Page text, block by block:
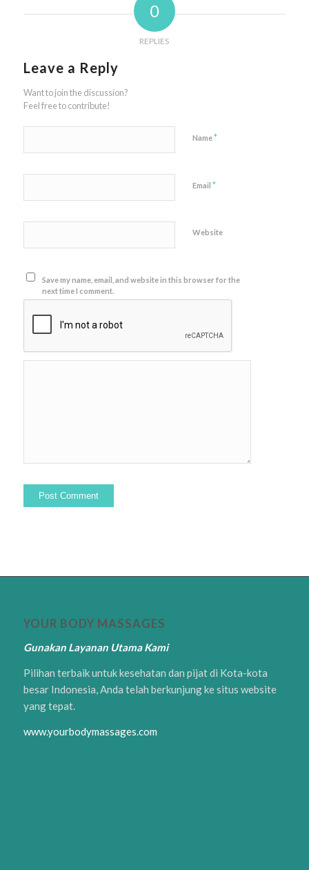
0
REPLIES
Leave a Reply
Want to join the discussion?
Feel free to contribute!
Name*
Email *
Website
Save my name, email, and website in this browser for the
next time I comment.
YOUR BODY MASSAGES
Gunakan Layanan Utama Kami
Pilihan terbaik untuk kesehatan dan pijat di Kota-kota
besar Indonesia, Anda telah berkunjung ke situs website
yang tepat.
www.yourbodymassages.com